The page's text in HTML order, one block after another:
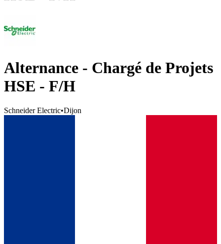
Alternance - Chargé de Projets
HSE - F/H
Schneider Electric•Dijon